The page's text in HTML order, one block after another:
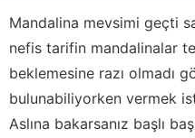
Mandalina mevsimi geçti
nefis tarifin mandalinalar
beklemesine razı olmadı
bulunabiliyorken vermek
Aslına bakarsanız başlı